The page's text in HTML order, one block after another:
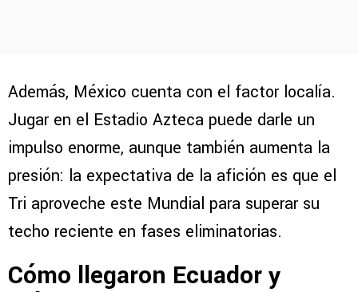
Además, México cuenta con el factor localía.
Jugar en el Estadio Azteca puede darle un
impulso enorme, aunque también aumenta la
presión: la expectativa de la afición es que el
Tri aproveche este Mundial para superar su
techo reciente en fases eliminatorias.
Cómo llegaron Ecuador y